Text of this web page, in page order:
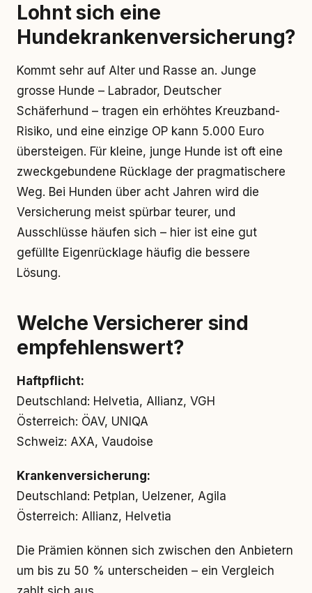
Lohnt sich eine
Hundekrankenversicherung?
Kommt sehr auf Alter und Rasse an. Junge
grosse Hunde – Labrador, Deutscher
Schäferhund – tragen ein erhöhtes Kreuzband-
Risiko, und eine einzige OP kann 5.000 Euro
übersteigen. Für kleine, junge Hunde ist oft eine
zweckgebundene Rücklage der pragmatischere
Weg. Bei Hunden über acht Jahren wird die
Versicherung meist spürbar teurer, und
Ausschlüsse häufen sich – hier ist eine gut
gefüllte Eigenrücklage häufig die bessere
Lösung.
Welche Versicherer sind
empfehlenswert?
Haftpflicht:
Deutschland: Helvetia, Allianz, VGH
Österreich: ÖAV, UNIQA
Schweiz: AXA, Vaudoise
Krankenversicherung:
Deutschland: Petplan, Uelzener, Agila
Österreich: Allianz, Helvetia
Die Prämien können sich zwischen den Anbietern
um bis zu 50 % unterscheiden – ein Vergleich